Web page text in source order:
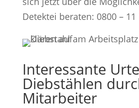
Detektei beraten: 0800 – 11
Interessante
Diebstählen
Mitarbeiter